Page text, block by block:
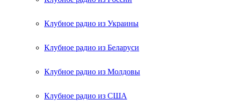
Клубное радио из Украины
Клубное радио из Беларуси
Клубное радио из Молдовы
Клубное радио из США